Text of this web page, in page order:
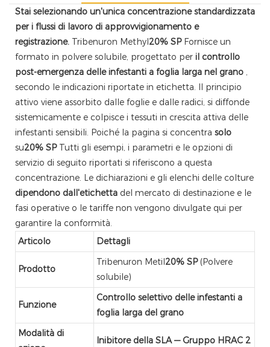
Stai selezionando un'unica concentrazione standardizzata
per i flussi di lavoro di approvvigionamento e
registrazione. Tribenuron Methyl20% SPFornisce un
formato in polvere solubile, progettato per il controllo
post-emergenza delle infestanti a foglia larga nel grano ,
secondo le indicazioni riportate in etichetta. Il principio
attivo viene assorbito dalle foglie e dalle radici, si diffonde
sistemicamente e colpisce i tessuti in crescita attiva delle
infestanti sensibili. Poiché la pagina si concentra solo
su20% SPTutti gli esempi, i parametri e le opzioni di
servizio di seguito riportati si riferiscono a questa
concentrazione. Le dichiarazioni e gli elenchi delle colture
dipendono dall'etichetta del mercato di destinazione e le
fasi operative o le tariffe non vengono divulgate qui per
garantire la conformità.
Articolo
Dettagli
Prodotto
Tribenuron Metil20% SP(Polvere
solubile)
Funzione
Controllo selettivo delle infestanti a
foglia larga del grano
Modalità di
Inibitore della SLA — Gruppo HRAC 2